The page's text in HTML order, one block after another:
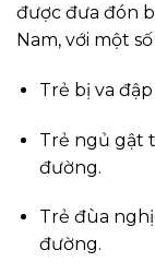
được đưa đón
Nam, với một
Trẻ bị va
Trẻ ngủ gật
đường.
Trẻ đùa
đường.